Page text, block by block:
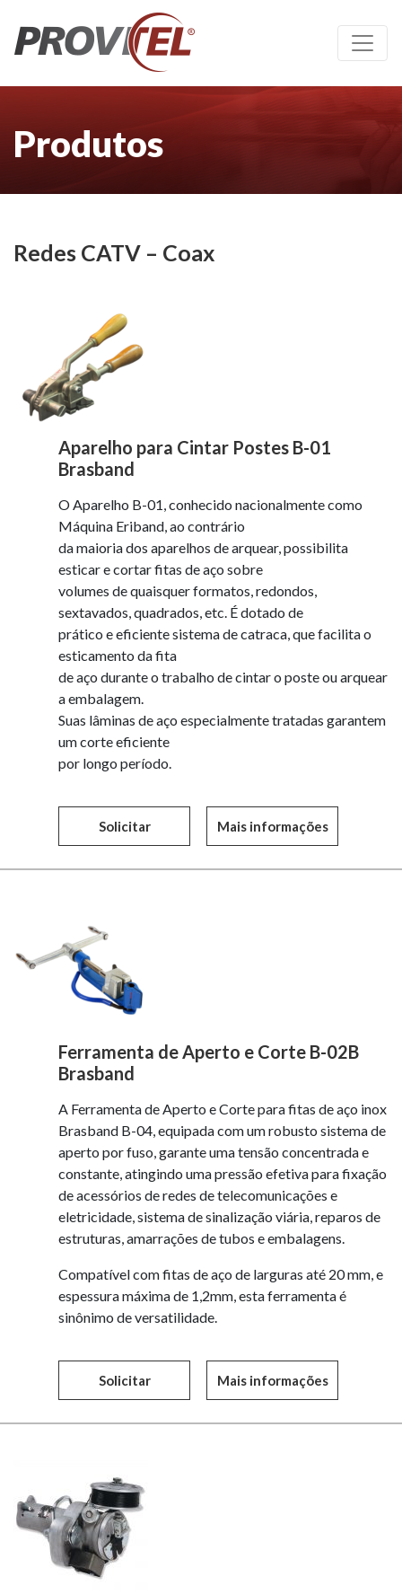
Produtos
Redes CATV – Coax
Aparelho para Cintar Postes B-01
Brasband
O Aparelho B-01, conhecido nacionalmente como
Máquina Eriband, ao contrário
da maioria dos aparelhos de arquear, possibilita
esticar e cortar fitas de aço sobre
volumes de quaisquer formatos, redondos,
sextavados, quadrados, etc. É dotado de
prático e eficiente sistema de catraca, que facilita o
esticamento da fita
de aço durante o trabalho de cintar o poste ou arquear
a embalagem.
Suas lâminas de aço especialmente tratadas garantem
um corte eficiente
por longo período.
Solicitar Mais informações
Ferramenta de Aperto e Corte B-02B
Brasband
A Ferramenta de Aperto e Corte para fitas de aço inox
Brasband B-04, equipada com um robusto sistema de
aperto por fuso, garante uma tensão concentrada e
constante, atingindo uma pressão efetiva para fixação
de acessórios de redes de telecomunicações e
eletricidade, sistema de sinalização viária, reparos de
estruturas, amarrações de tubos e embalagens.
Compatível com fitas de aço de larguras até 20 mm, e
espessura máxima de 1,2mm, esta ferramenta é
sinônimo de versatilidade.
Solicitar Mais informações